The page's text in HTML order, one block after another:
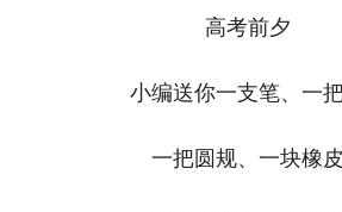
高考前夕
小编送你一支笔、一
一把圆规、一块橡皮